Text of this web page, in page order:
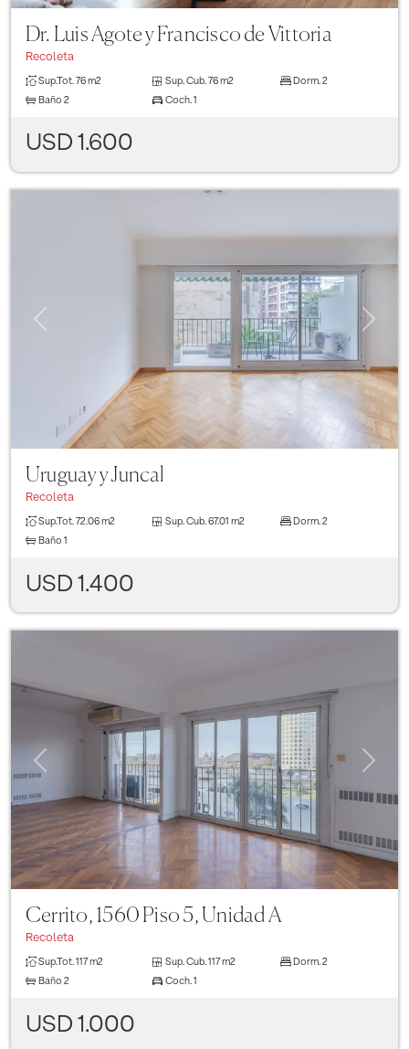
Dr. Luis Agote y Francisco de Vittoria
Recoleta
Sup.Tot. 76 m2 Sup. Cub. 76 m2 Dorm. 2
Baño 2 Coch. 1
USD 1.600
Previous
Uruguay y Juncal
Recoleta
Sup.Tot. 72.06 m2 Sup. Cub. 67.01 m2 Dorm. 2
Baño 1
USD 1.400
Previous
Cerrito, 1560 Piso 5, Unidad A
Recoleta
Sup.Tot.117 m2 Sup. Cub. 117 m2 Dorm. 2
Baño 2 Coch. 1
USD 1.000